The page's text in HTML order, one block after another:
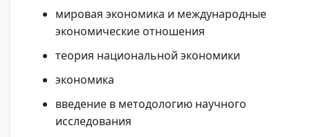
мировая экономика и международные
экономические отношения
теория национальной экономики
экономика
введение в методологию научного
исследования